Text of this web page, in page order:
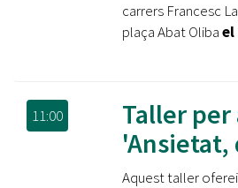
carrers Francesc
plaça Abat Olibael
11:00
Taller
'Ansietat,
Aquest taller